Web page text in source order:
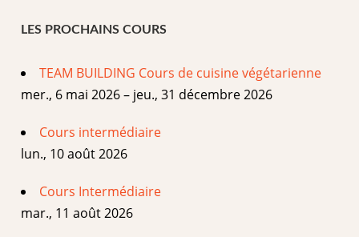
LES PROCHAINS COURS
TEAM BUILDING Cours de cuisine végétarienne
mer., 6 mai 2026 – jeu., 31 décembre 2026
Cours intermédiaire
lun., 10 août 2026
Cours Intermédiaire
mar., 11 août 2026